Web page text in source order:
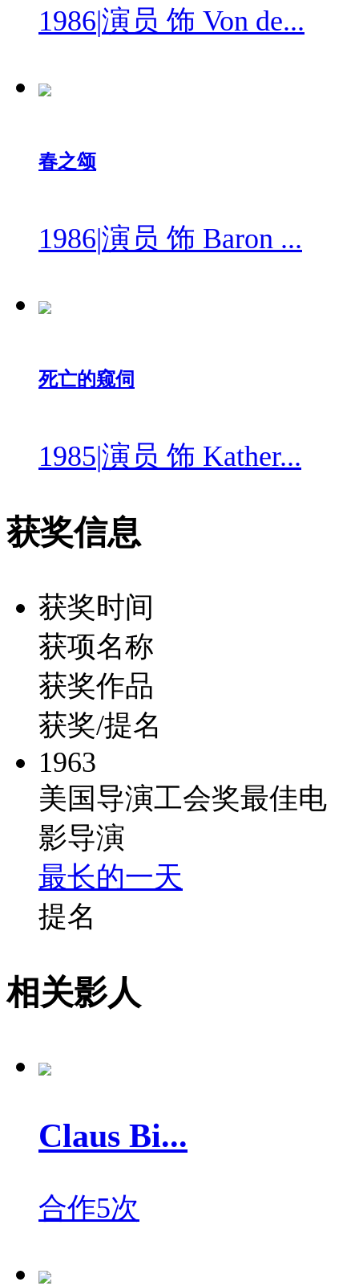
1986|演员 饰 Von de...
春之颂
1986|演员 饰 Baron ...
死亡的窥伺
1985|演员 饰 Kather...
获奖信息
获奖时间
获项名称
获奖作品
获奖/提名
1963
美国导演工会奖最佳电
影导演
最长的一天
提名
相关影人
Claus Bi...
合作5次